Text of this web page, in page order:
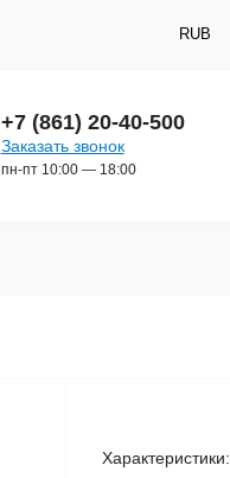
RUB
+7 (861) 20-40-500
Заказать звонок
пн-пт 10:00 — 18:00
Характеристики: